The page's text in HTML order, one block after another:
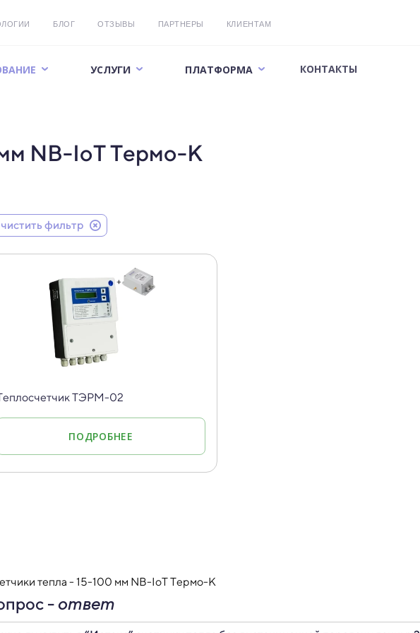
БЛОГ ОТЗЫВЫ ПАРТНЕРЫ КЛИЕНТАМ
УСЛУГИ ПЛАТФОРМА КОНТАКТЫ
NB-IoT Термо-К
фильтр
ТЭРМ-02
ПОДРОБНЕЕ
тепла - 15-100 мм NB-IoT Термо-К
-ответ